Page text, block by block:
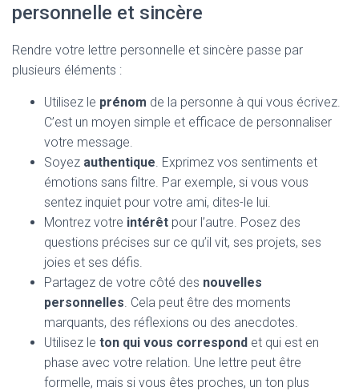
personnelle et sincère
Rendre votre lettre personnelle et sincère passe par
plusieurs éléments :
Utilisez le prénom de la personne à qui vous écrivez.
C’est un moyen simple et efficace de personnaliser
votre message.
Soyez authentique. Exprimez vos sentiments et
émotions sans filtre. Par exemple, si vous vous
sentez inquiet pour votre ami, dites-le lui.
Montrez votre intérêt pour l’autre. Posez des
questions précises sur ce qu’il vit, ses projets, ses
joies et ses défis.
Partagez de votre côté des nouvelles
personnelles. Cela peut être des moments
marquants, des réflexions ou des anecdotes.
Utilisez le ton qui vous correspond et qui est en
phase avec votre relation. Une lettre peut être
formelle, mais si vous êtes proches, un ton plus